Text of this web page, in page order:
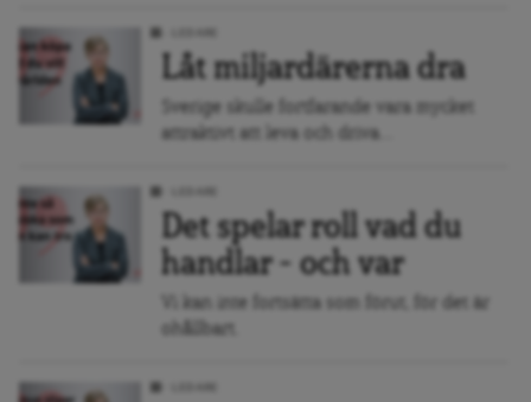
Låt miljardärerna dra
Sverige skulle fortfarande vara mycket
attraktivt att leva och driva...
Det spelar roll vad du
handlar – och var
Vi kan inte fortsätta som förut, för det är
ohållbart.